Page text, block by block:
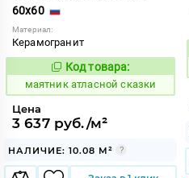
60x60
Материал:
Керамогранит
936840
Код товара:
маятник атласной сказки
Цена
3 637 руб./м²
НАЛИЧИЕ: 10.08 М²